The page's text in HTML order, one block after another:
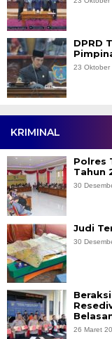
DPRD
23 Oktober
KRIMINAL
Polres
Tahun
30
Judi
30
26 Maret